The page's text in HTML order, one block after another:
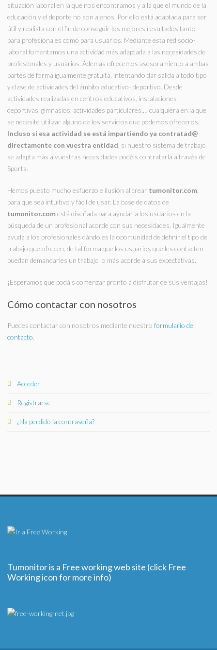
situación laboral en la que nos encontramos y a la que el mundo de la
educación y el deporte no son ajenos. Por ello está adaptada para ser
útil y realista con el fin de conseguir los mejores resultados tanto
para profesionales como para usuarios. Mediante esta red socio-
laboral fomentamos una actividad más adaptada a las necesidades de
profesionales y usuarios. Además ofrecemos asesoramiento a ambas
partes de forma igualmente gratuita, intentando dar salida a todo tipo
y clase de actividades del ámbito educativo- deportivo. Desde
actividades realizadas en centros educativos, instalaciones
deportivas, gimnasios, actividades particulares,… cualquiera en la que
se necesite utilizar alguno de los servicios que podemos ofreceros.
Incluso si esa actividad se está impartiendo ya contratad@
directamente con vuestra entidad , si nuestro sistema de trabajo
se adapta más a vuestras necesidades podéis contratarla a través de
Sporta.
Hemos puesto mucho esfuerzo e ilusión al crear tumonitor.com
para que sea intuitivo y fácil de usar. La base de datos de
tumonitor.comestá diseñada para ayudar a los usuarios en la
búsqueda de un profesional acorde con sus necesidades. Igualmente
ayuda a los profesionales dándoles la oportunidad de definir el tipo de
trabajo que ofrecen, de tal forma que los usuarios que les contacten
puedan demandarles un trabajo lo más acorde a sus expectativas.
¡Esperamos que podáis comenzar pronto a disfrutar de sus ventajas!
Cómo contactar con nosotros
Puedes contactar con nosotros mediante nuestro formulario de
contacto
Acceder
Registrarse
¿Ha perdido la contraseña?
Tumonitor is a Free working web site (click Free
Working icon for more info)